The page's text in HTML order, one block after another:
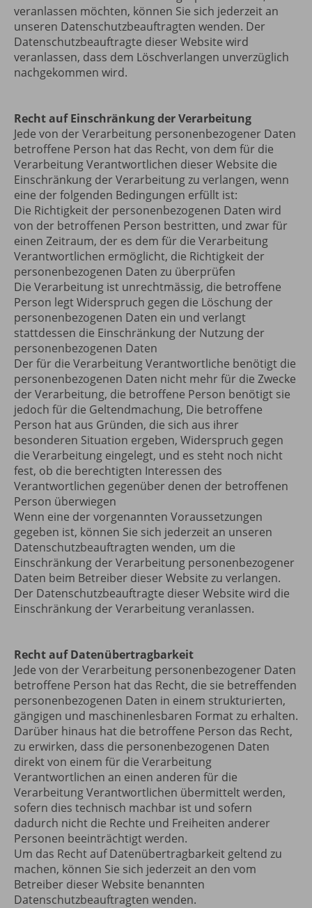
veranlassen möchten, können Sie sich jederzeit an
unseren Datenschutzbeauftragten wenden. Der
Datenschutzbeauftragte dieser Website wird
veranlassen, dass dem Löschverlangen unverzüglich
nachgekommen wird.
Recht auf Einschränkung der Verarbeitung
Jede von der Verarbeitung personenbezogener Daten
betroffene Person hat das Recht, von dem für die
Verarbeitung Verantwortlichen dieser Website die
Einschränkung der Verarbeitung zu verlangen, wenn
eine der folgenden Bedingungen erfüllt ist:
Die Richtigkeit der personenbezogenen Daten wird
von der betroffenen Person bestritten, und zwar für
einen Zeitraum, der es dem für die Verarbeitung
Verantwortlichen ermöglicht, die Richtigkeit der
personenbezogenen Daten zu überprüfen
Die Verarbeitung ist unrechtmässig, die betroffene
Person legt Widerspruch gegen die Löschung der
personenbezogenen Daten ein und verlangt
stattdessen die Einschränkung der Nutzung der
personenbezogenen Daten
Der für die Verarbeitung Verantwortliche benötigt die
personenbezogenen Daten nicht mehr für die Zwecke
der Verarbeitung, die betroffene Person benötigt sie
jedoch für die Geltendmachung, Die betroffene
Person hat aus Gründen, die sich aus ihrer
besonderen Situation ergeben, Widerspruch gegen
die Verarbeitung eingelegt, und es steht noch nicht
fest, ob die berechtigten Interessen des
Verantwortlichen gegenüber denen der betroffenen
Person überwiegen
Wenn eine der vorgenannten Voraussetzungen
gegeben ist, können Sie sich jederzeit an unseren
Datenschutzbeauftragten wenden, um die
Einschränkung der Verarbeitung personenbezogener
Daten beim Betreiber dieser Website zu verlangen.
Der Datenschutzbeauftragte dieser Website wird die
Einschränkung der Verarbeitung veranlassen.
Recht auf Datenübertragbarkeit
Jede von der Verarbeitung personenbezogener Daten
betroffene Person hat das Recht, die sie betreffenden
personenbezogenen Daten in einem strukturierten,
gängigen und maschinenlesbaren Format zu erhalten.
Darüber hinaus hat die betroffene Person das Recht,
zu erwirken, dass die personenbezogenen Daten
direkt von einem für die Verarbeitung
Verantwortlichen an einen anderen für die
Verarbeitung Verantwortlichen übermittelt werden,
sofern dies technisch machbar ist und sofern
dadurch nicht die Rechte und Freiheiten anderer
Personen beeinträchtigt werden.
Um das Recht auf Datenübertragbarkeit geltend zu
machen, können Sie sich jederzeit an den vom
Betreiber dieser Website benannten
Datenschutzbeauftragten wenden.